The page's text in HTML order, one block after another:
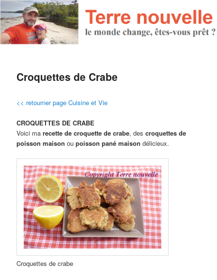
Croquettes de Crabe
<< retourner page Cuisine et Vie
CROQUETTES DE CRABE
Voici marecette de croquette de crabe, descroquettes de
poisson maison oupoisson pané maison délicieux.
Croquettes de crabe